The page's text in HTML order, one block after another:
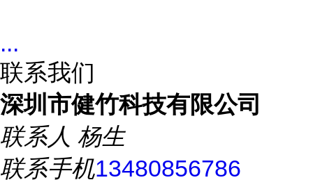
...
联系我们
深圳市健竹科技有限公司
联系人 杨生
联系手机13480856786